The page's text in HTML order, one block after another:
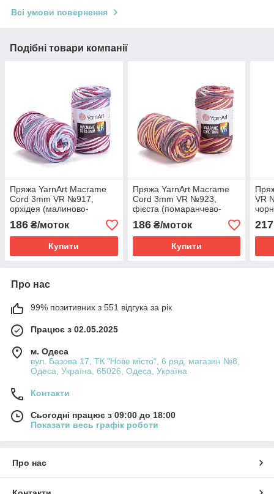
Всі умови повернення
Подібні товари компанії
Пряжа YarnArt Macrame
Cord 3mm VR №917,
орхідея (малиново-
блакитний батик)
186 ₴/моток
Купити
Пряжа YarnArt Macrame
Cord 3mm VR №923,
фієста (помаранчево-
малиновий батик)
186₴/моток
Купити
VR
217
Про нас
99% позитивних з 551 відгука за рік
Працює з 02.05.2025
м. Одеса
вул. Базова 17, ТК "Нове місто", 6 ряд, магазин №8,
Одеса, Україна, 65026, Одеса, Україна
Контакти
Сьогодні працює з 09:00 до 18:00
Показати весь графік роботи
Про нас